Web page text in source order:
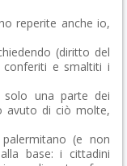
reperite anche io,
(diritto del
conferiti e smaltiti i
una parte dei
avuto di ciò molte,
(e non
base: i cittadini